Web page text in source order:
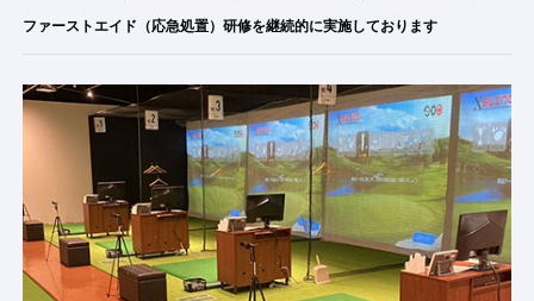
ファーストエイド（応急処置）研修を継続的に実施しております